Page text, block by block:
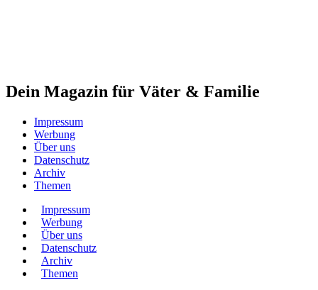
Dein Magazin für Väter & Familie
Impressum
Werbung
Über uns
Datenschutz
Archiv
Themen
Impressum
Werbung
Über uns
Datenschutz
Archiv
Themen